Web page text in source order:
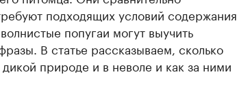
подходящих условий содержания.
попугаи могут выучить
В статье рассказываем, сколько
природе и в неволе и как за ними